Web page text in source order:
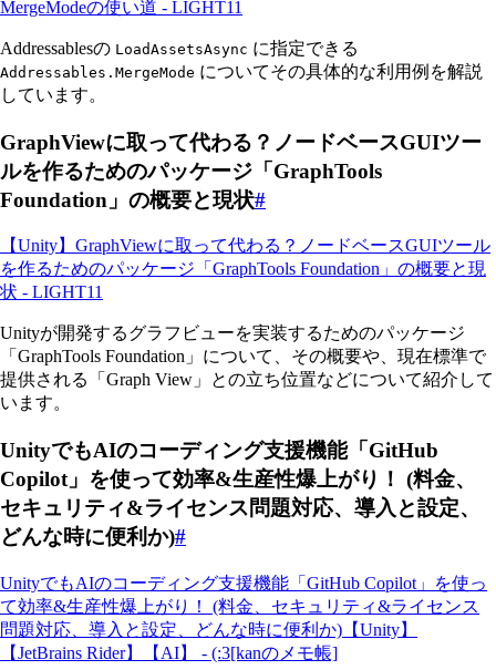
MergeModeの使い道 - LIGHT11
Addressablesの LoadAssetsAsync に指定できる
Addressables.MergeMode についてその具体的な利用例を解説
しています。
GraphViewに取って代わる？ノードベースGUIツー
ルを作るためのパッケージ「GraphTools
Foundation」の概要と現状#
【Unity】GraphViewに取って代わる？ノードベースGUIツール
を作るためのパッケージ「GraphTools Foundation」の概要と現
状 - LIGHT11
Unityが開発するグラフビューを実装するためのパッケージ
「GraphTools Foundation」について、その概要や、現在標準で
提供される「Graph View」との立ち位置などについて紹介して
います。
UnityでもAIのコーディング支援機能「GitHub
Copilot」を使って効率&生産性爆上がり！ (料金、
セキュリティ&ライセンス問題対応、導入と設定、
どんな時に便利か)#
UnityでもAIのコーディング支援機能「GitHub Copilot」を使っ
て効率&生産性爆上がり！ (料金、セキュリティ&ライセンス
問題対応、導入と設定、どんな時に便利か)【Unity】
【JetBrains Rider】【AI】 - (:3[kanのメモ帳]